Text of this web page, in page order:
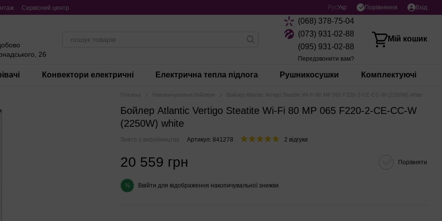
Сервісний центр РусУкр Порівняння Вхід
26
(068) 378-75-04
(073) 931-02-88
(095) 931-02-88
Передзвонити вам?
Мій кошик
Конвектори електричні Електрична тепла підлога Рушникосушки Комплектуючі
Головна Накопичувальні бойлери Бойлер Atlantic Vertigo Steatite Wi-Fi 80 MP 065 F220-2-CE-CC-W (2250W) white
Бойлер Atlantic Vertigo Steatite Wi-Fi 80 MP 065 F220-2-CE-CC-W
(2250W) white
Знято з виробництва Артикул: 841278 2 відгуки
20 559 грн Порівняти
% Ввійти для відображення накопичувальної знижки